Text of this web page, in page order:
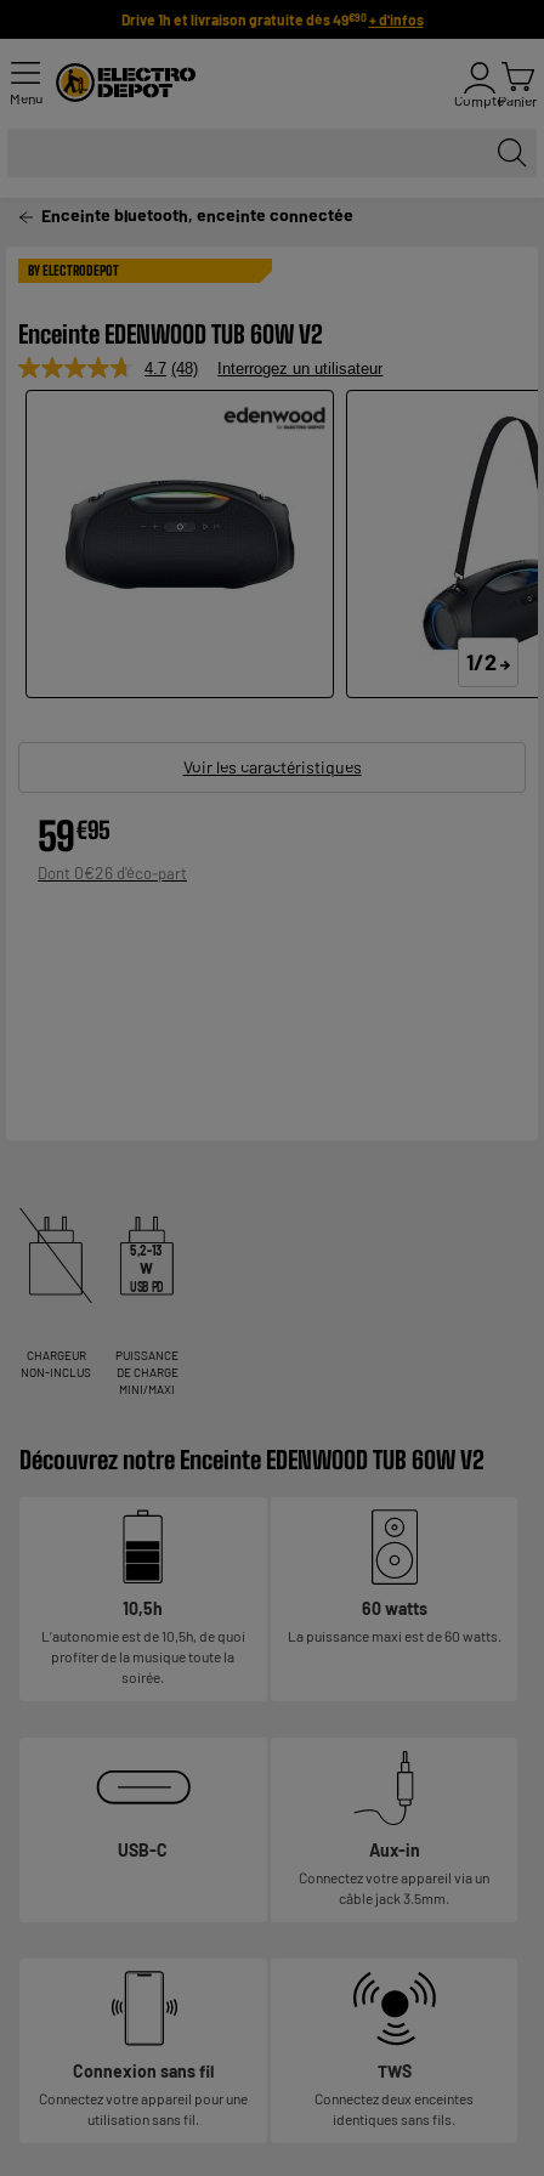
Drive 1h et livraison gratuite dès 49€90 + d'infos
Menu ComptePanier
Enceinte bluetooth, enceinte connectée
BY ELECTRODEPOT
Enceinte EDENWOOD TUB 60W V2
4.7 Lire
48
la
même
page.
(48) Interrogez un utilisateur
1/2
Voir les caractéristiques
59€95
Dont 0€26
CHARGEUR
NON-INCLUS
5,2-13
W
USB PD
PUISSANCE
DE CHARGE
MINI/MAXI
Découvrez notre Enceinte EDENWOOD TUB 60W V2
10,5h
L’autonomie est de 10,5h, de quoi
profiter de la musique toute la
soirée.
60 watts
La puissance maxi est de 60 watts.
USB-C Aux-in
Connectez votre appareil via un
câble jack 3.5mm.
Connexion sans fil
Connectez votre appareil pour une
utilisation sans fil.
TWS
Connectez deux enceintes
identiques sans fils.